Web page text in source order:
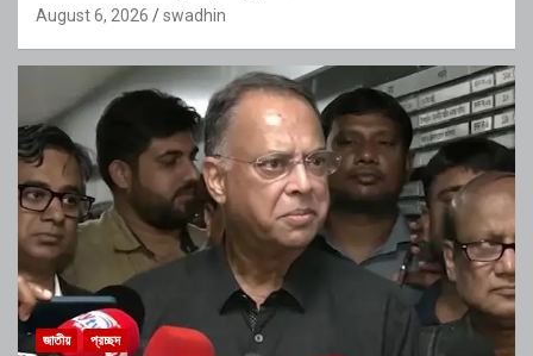
August 6, 2026 swadhin
জাতীয় প্রচ্ছদ